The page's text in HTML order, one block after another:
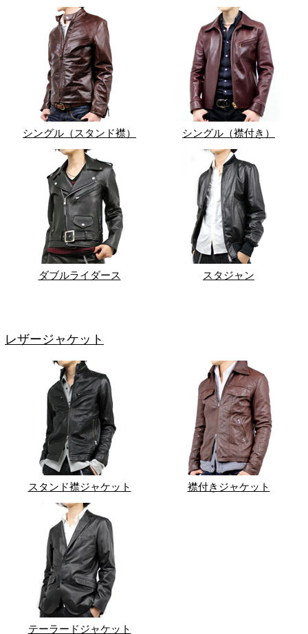
シングル（スタンド襟） シングル（襟付き）
ダブルライダース スタジャン
レザージャケット
スタンド襟ジャケット 襟付きジャケット
テーラードジャケット